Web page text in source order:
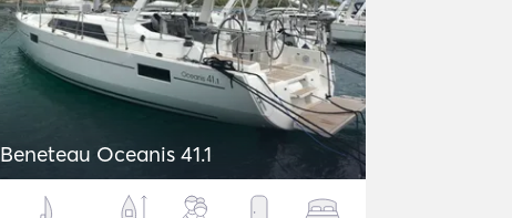
Beneteau Oceanis 41.1